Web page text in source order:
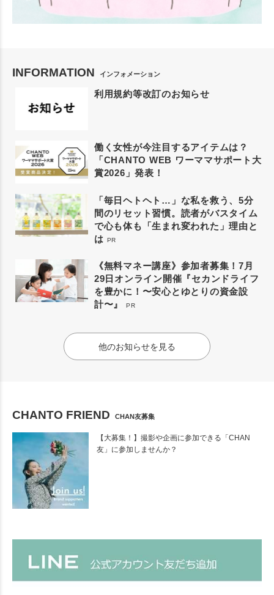
INFORMATION インフォメーション
利用規約等改訂のお知らせ
働く女性が今注目するアイテムは？
「CHANTO WEB ワーママサポート大
賞2026」発表！
「毎日ヘトヘト…」な私を救う、5分
間のリセット習慣。読者がバスタイム
で心も体も「生まれ変われた」理由と
は PR
《無料マネー講座》参加者募集！7月
29日オンライン開催『セカンドライフ
を豊かに！〜安心とゆとりの資金設
計〜』
PR
他のお知らせを見る
CHANTO FRIEND CHAN友募集
【大募集！】撮影や企画に参加できる「CHAN
友」に参加しませんか？